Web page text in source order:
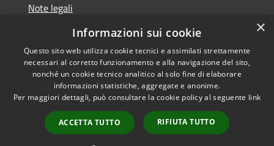
Note legali
Dichiarazione di accessibilità
Accessibilità
Copyright © 2026 • Comune di
Seminara • Powered by
Municipium•
Accesso
redazione
×
Informazioni sui cookie
Questo sito web utilizza cookie tecnici e assimilati strettamente
necessari al corretto funzionamento e alla navigazione del sito,
nonché un cookie tecnico analitico al solo fine di elaborare
informazioni statistiche, aggregate e anonime.
Per maggiori dettagli, può consultare la cookie policy al seguente link
ACCETTA TUTTO RIFIUTA TUTTO